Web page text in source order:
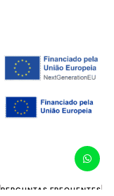
PERGUNTAS FREQUENTES